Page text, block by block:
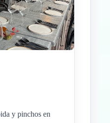
y pinchos en